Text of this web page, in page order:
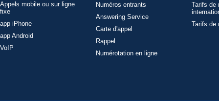
Appels mobile ou sur ligne
fixe
app iPhone
app Android
VoIP
Numéros entrants
Answering Service
Carte d'appel
Rappel
Numérotation en ligne
Tarifs de
Tarifs de